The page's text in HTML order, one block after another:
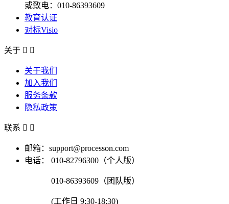
或致电：010-86393609
教育认证
对标Visio
关于  
关于我们
加入我们
服务条款
隐私政策
联系  
邮箱：support@processon.com
电话：
010-82796300（个人版）
010-86393609（团队版）
(工作日 9:30-18:30)